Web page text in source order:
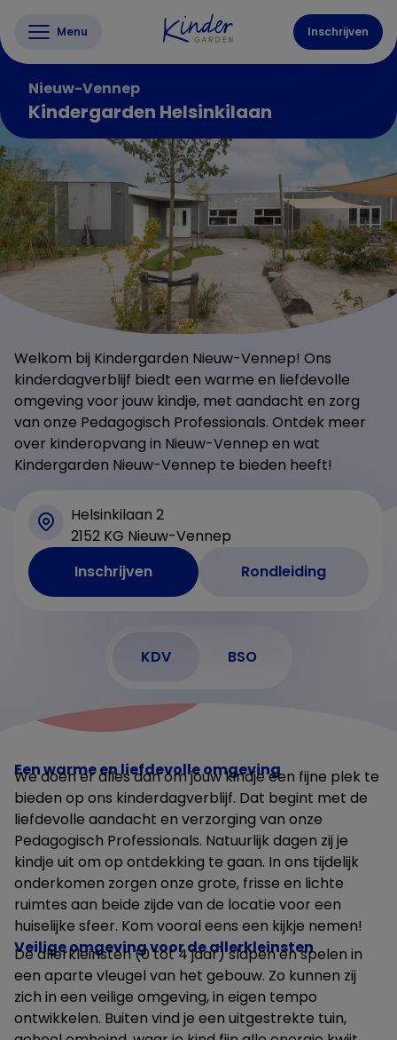
Menu Inschrijven
Nieuw-Vennep
Kindergarden Helsinkilaan
Welkom bij Kindergarden Nieuw-Vennep! Ons
kinderdagverblijf biedt een warme en liefdevolle
omgeving voor jouw kindje, met aandacht en zorg
van onze Pedagogisch Professionals. Ontdek meer
over kinderopvang in Nieuw-Vennep en wat
Kindergarden Nieuw-Vennep te bieden heeft!
Helsinkilaan 2
2152 KG Nieuw-Vennep
Inschrijven
Rondleiding
KDV BSO
Een warme en liefdevolle omgeving
We doen er alles aan om jouw kindje een fijne plek te
bieden op ons kinderdagverblijf. Dat begint met de
liefdevolle aandacht en verzorging van onze
Pedagogisch Professionals. Natuurlijk dagen zij je
kindje uit om op ontdekking te gaan. In ons tijdelijk
onderkomen zorgen onze grote, frisse en lichte
ruimtes aan beide zijde van de locatie voor een
huiselijke sfeer. Kom vooral eens een kijkje nemen!
Veilige omgeving voor de allerkleinsten
De allerkleinsten (0 tot 4 jaar) slapen en spelen in
een aparte vleugel van het gebouw. Zo kunnen zij
zich in een veilige omgeving, in eigen tempo
ontwikkelen. Buiten vind je een uitgestrekte tuin,